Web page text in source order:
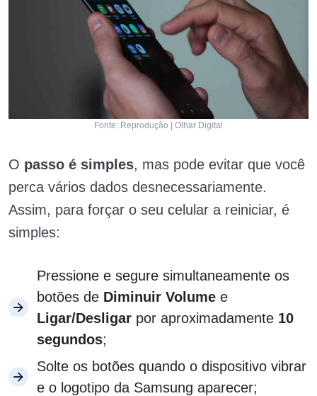
Fonte: Reprodução | Olhar Digital
O passo é simples, mas pode evitar que você
perca vários dados desnecessariamente.
Assim, para forçar o seu celular a reiniciar, é
simples:
Pressione e segure simultaneamente os
botões de Diminuir Volume e
Ligar/Desligar por aproximadamente 10
segundos;
Solte os botões quando o dispositivo vibrar
e o logotipo da Samsung aparecer;